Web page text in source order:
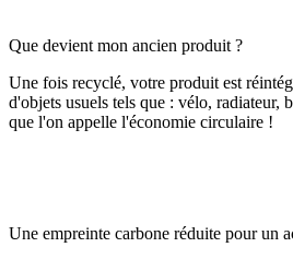
Que devient mon ancien produit ?
Une fois recyclé, votre produit est
d'objets usuels tels que : vélo,
que l'on appelle l'économie circulaire !
Une empreinte carbone réduite pour un